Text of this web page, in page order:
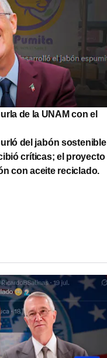
de la UNAM con el
del jabón sostenible
críticas; el proyecto
con aceite reciclado.